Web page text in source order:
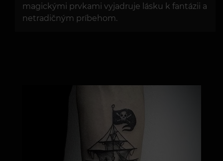
magickými prvkami vyjadruje lásku k fantázii a
netradičným príbehom.